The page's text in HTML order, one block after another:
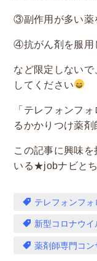
③副作用が多い薬
④抗がん剤を服用
など限定しない
してください
「テレフォンフ
るかかりつけ薬剤
この記事に興味
いる★jobナビと
テレフォンフ
新型コロナウイ
薬剤師専門コン